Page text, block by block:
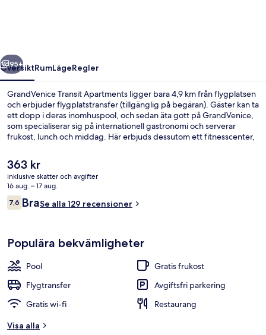
Nästa
95+
ÖversiktRumLägeRegler
GrandVenice Transit Apartments ligger bara 4,9 km från flygplatsen
och erbjuder flygplatstransfer (tillgänglig på begäran). Gäster kan ta
ett dopp i deras inomhuspool, och sedan äta gott på GrandVenice,
som specialiserar sig på internationell gastronomi och serverar
frukost, lunch och middag. Här erbjuds dessutom ett fitnesscenter,
Det
nuvarande
priset
är
363 kr
363 kr
inklusive skatter och avgifter
16 aug. – 17 aug.
Recensioner
7,67,6 av 10,
BraSe alla 129 recensioner
Populära bekvämligheter
Pool
Gratis frukost
Flygtransfer
Avgiftsfri parkering
Gratis wi-fi
Restaurang
Visa alla